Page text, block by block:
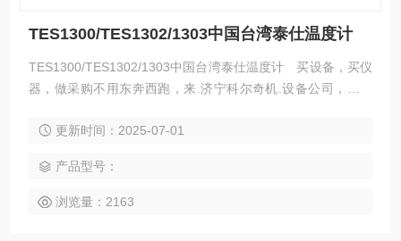
TES1300/TES1302/1303中国台湾泰仕温度计
TES1300/TES1302/1303中国台湾泰仕温度计 买设备，买仪
器，做采购不用东奔西跑，来.济宁科尔奇机.设备公司，这里
度计TES1300/TES1302/1303
更新时间：2025-07-01
产品型号：
浏览量：2163